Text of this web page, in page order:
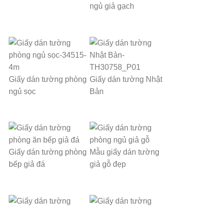
ngủ giả gạch
Giấy dán tường phòng
ngủ sọc
Giấy dán tường Nhật
Bản
Giấy dán tường phòng
bếp giả đá
Mẫu giấy dán tường
giả gỗ đẹp